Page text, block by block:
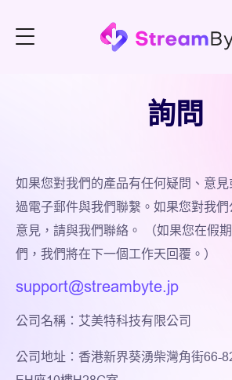
詢問
如果您對我們的產品有任何疑問、意
過電子郵件與我們聯繫。如果您對我
意見，請與我們聯絡。 （如果您在假
們，我們將在下一個工作天回覆。）
support@streambyte.jp
公司名稱：艾美特科技有限公司
公司地址：香港新界葵湧柴灣角街66-